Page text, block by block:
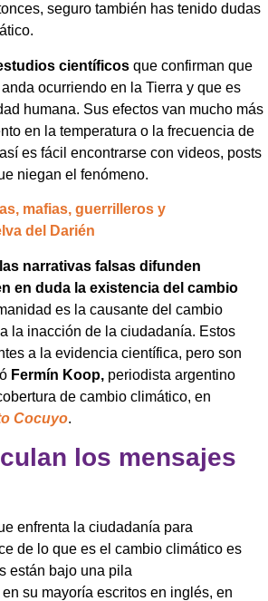
seguro también has tenido dudas
científicos que confirman que
anda ocurriendo en la Tierra y que es
humana. Sus efectos van mucho más
en la temperatura o la frecuencia de
es fácil encontrarse con videos, posts
niegan el fenómeno.
mafias, guerrilleros y
del Darién
las narrativas falsas difunden
en duda la existencia del cambio
es la causante del cambio
la inacción de la ciudadanía. Estos
a la evidencia científica, pero son
Fermín Koop, periodista argentino
de cambio climático, en
Cocuyo.
los mensajes
enfrenta la ciudadanía para
de lo que es el cambio climático es
están bajo una pila
su mayoría escritos en inglés, en